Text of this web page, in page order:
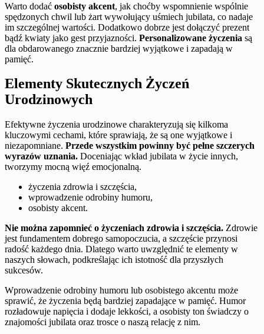
Warto dodać osobisty akcent, jak choćby wspomnienie wspólnie
spędzonych chwil lub żart wywołujący uśmiech jubilata, co nadaje
im szczególnej wartości. Dodatkowo dobrze jest dołączyć prezent
bądź kwiaty jako gest przyjazności. Personalizowane życzenia są
dla obdarowanego znacznie bardziej wyjątkowe i zapadają w
pamięć.
Elementy Skutecznych Życzeń
Urodzinowych
Efektywne życzenia urodzinowe charakteryzują się kilkoma
kluczowymi cechami, które sprawiają, że są one wyjątkowe i
niezapomniane. Przede wszystkim powinny być pełne szczerych
wyrazów uznania. Doceniając wkład jubilata w życie innych,
tworzymy mocną więź emocjonalną.
życzenia zdrowia i szczęścia,
wprowadzenie odrobiny humoru,
osobisty akcent.
Nie można zapomnieć o życzeniach zdrowia i szczęścia. Zdrowie
jest fundamentem dobrego samopoczucia, a szczęście przynosi
radość każdego dnia. Dlatego warto uwzględnić te elementy w
naszych słowach, podkreślając ich istotność dla przyszłych
sukcesów.
Wprowadzenie odrobiny humoru lub osobistego akcentu może
sprawić, że życzenia będą bardziej zapadające w pamięć. Humor
rozładowuje napięcia i dodaje lekkości, a osobisty ton świadczy o
znajomości jubilata oraz trosce o naszą relację z nim.